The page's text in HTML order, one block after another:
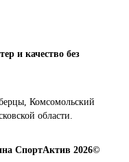
и качество без
Комсомольский
области.
СпортАктив 2026©